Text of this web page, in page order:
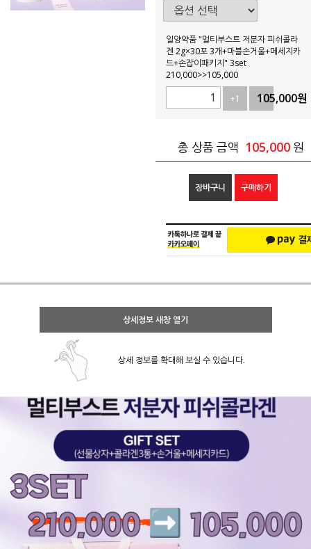
일양약품 "멀티부스트 저분자 피쉬콜라
겐 2g×30포 3개+마블손거울+메세지카
드+손잡이패키지" 3set
210,000>>105,000
+1
-1
105,000원
총 상품 금액 105,000 원
장바구니 구매하기
상세정보 새창 열기
상세 정보를 확대해 보실 수 있습니다.